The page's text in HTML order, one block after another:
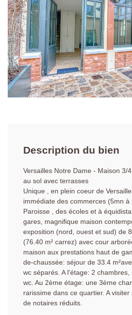
Description du bien
Versailles Notre Dame - Maison 3/
au sol avec terrasses
Unique , en plein coeur de
immédiate des commerces (5mn
Paroisse , des écoles et à
gares, magnifique maison
exposition (nord, ouest et sud) de
(76.40 m² carrez) avec cour
maison aux prestations haut de
de-chaussée: séjour de 33.4
wc séparés. A l'étage: 2 chambres,
wc. Au 2ème étage: une 3ème
rarissime dans ce quartier. A
de notaires réduits.